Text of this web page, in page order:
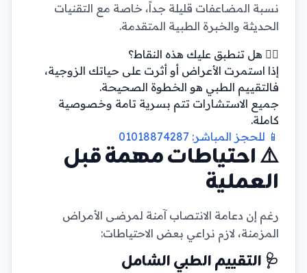
نسبة المضاعفات قليلة جداً، خاصة مع التقنيات
الحديثة والخبرة الطبية المتقدمة.
👨‍⚕️ هل تنطبق عليك هذه النقاط؟
إذا استمرت الأعراض أو أثرت على حياتك الزوجية،
فالتقييم الطبي هو الخطوة الصحيحة.
جميع الاستشارات تتم بسرية تامة وخصوصية
كاملة.
📱 للحجز المباشر: 01018874287
⚠️ احتياطات مهمة قبل
العملية
رغم إن دعامة الانتصاب آمنة لمرضى الأمراض
المزمنة، لازم نراعي بعض الاحتياطات:
🩺 التقييم الطبي الشامل